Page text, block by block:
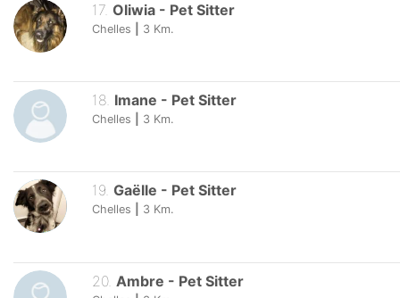
17. Oliwia - Pet Sitter
Chelles 3 Km.
18. Imane - Pet Sitter
Chelles 3 Km.
19. Gaëlle - Pet Sitter
Chelles 3 Km.
20. Ambre - Pet Sitter